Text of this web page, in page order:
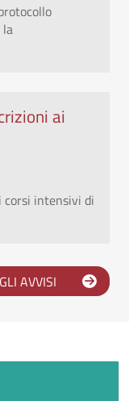
la
ai
corsi intensivi di
AVVISI